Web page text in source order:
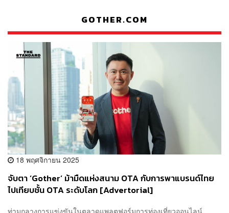
GOTHER.COM
18 พฤศจิกายน 2025
จับตา ‘Gother’ ม้ามืดแห่งสนาม OTA กับการพาแบรนด์ไทย
ไปเทียบชั้น OTA ระดับโลก [Advertorial]